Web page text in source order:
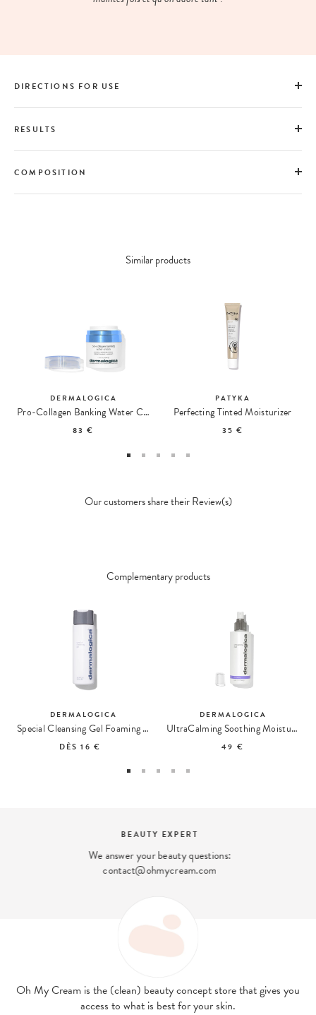
DIRECTIONS FOR USE
RESULTS
COMPOSITION
Similar products
DERMALOGICA
Pro-Collagen Banking Water Cream Moisturizing Cream
83 €
PATYKA
Perfecting Tinted Moisturizer
35 €
Our customers share their Review(s)
Complementary products
DERMALOGICA
Special Cleansing Gel Foaming Cleanser
DÈS16 €
DERMALOGICA
UltraCalming Soothing Moisturizing Mist
49 €
BEAUTY EXPERT
We answer your beauty questions:
contact@ohmycream.com
Oh My Cream is the (clean) beauty concept store that gives you
access to what is best for your skin.